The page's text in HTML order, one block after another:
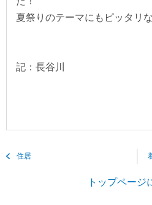
夏祭りのテーマにもピッタリ
記：長谷川
住居
トップページ